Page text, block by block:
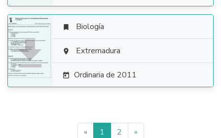

 Biología
 Extremadura
 Ordinaria de 2011
« 1 2 »